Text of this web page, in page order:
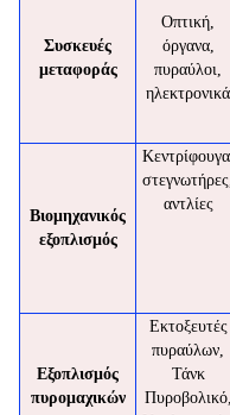
Συσκευές
μεταφοράς
Οπτική,
όργανα,
πυραύλοι,
ηλεκτρονικά
Βιομηχανικός
εξοπλισμός
αντλίες
Εξοπλισμός
πυρομαχικών
Εκτοξευτές
πυραύλων,
Τάνκ
Πυροβολικό,